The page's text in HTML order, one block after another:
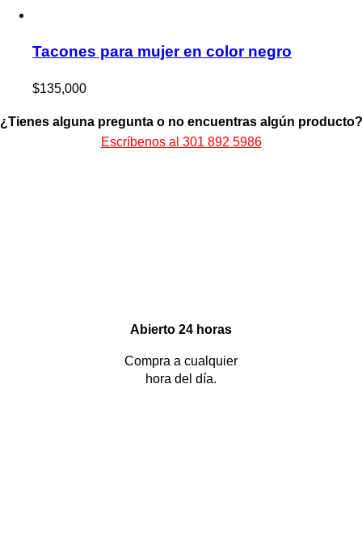
Tacones para mujer en color negro
$135,000
¿Tienes alguna pregunta o no encuentras algún producto?
Escríbenos al 301 892 5986
Abierto 24 horas
Compra a cualquier
hora del día.